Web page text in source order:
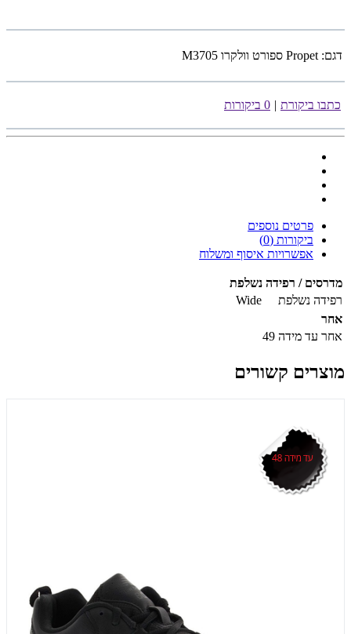
דגם: Propet ספורט וולקרו M3705
כתבו ביקורת | 0 ביקורות
פרטים נוספים
ביקורות (0)
אפשרויות איסוף ומשלוח
מדרסים / רפידה נשלפת
רפידה נשלפת
Wide
אחר
אחר עד מידה 49
מוצרים קשורים